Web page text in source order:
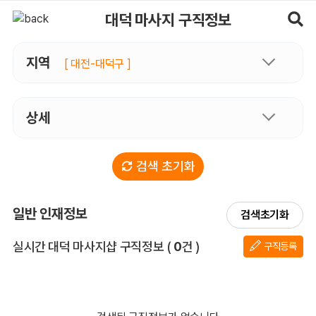
대덕 마사지 구직정보
지역 [ 대전-대덕구 ]
상세
검색 초기화
일반 인재정보 검색초기화
실시간 대덕 마사지샵 구직정보 전체 목록
( 0건 ) 구직등록